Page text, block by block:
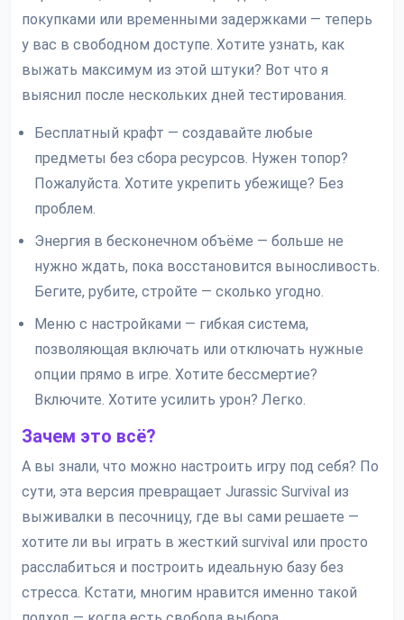
покупками или временными задержками — теперь
у вас в свободном доступе. Хотите узнать, как
выжать максимум из этой штуки? Вот что я
выяснил после нескольких дней тестирования.
Бесплатный крафт — создавайте любые
предметы без сбора ресурсов. Нужен топор?
Пожалуйста. Хотите укрепить убежище? Без
проблем.
Энергия в бесконечном объёме — больше не
нужно ждать, пока восстановится выносливость.
Бегите, рубите, стройте — сколько угодно.
Меню с настройками — гибкая система,
позволяющая включать или отключать нужные
опции прямо в игре. Хотите бессмертие?
Включите. Хотите усилить урон? Легко.
Зачем это всё?
А вы знали, что можно настроить игру под себя? По
сути, эта версия превращает Jurassic Survival из
выживалки в песочницу, где вы сами решаете —
хотите ли вы играть в жесткий survival или просто
расслабиться и построить идеальную базу без
стресса. Кстати, многим нравится именно такой